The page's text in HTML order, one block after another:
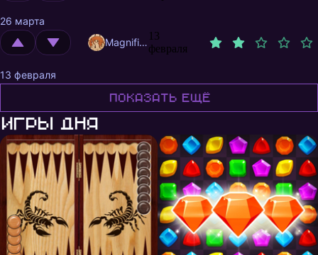
26 марта
MagnificentMrFox
13
февраля
13 февраля
Показать ещё
Игры дня